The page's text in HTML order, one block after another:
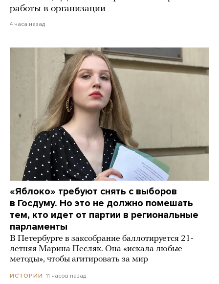
работы в организации
4 часа назад
«Яблоко» требуют снять с выборов
в Госдуму. Но это не должно помешать
тем, кто идет от партии в региональные
парламенты
В Петербурге в заксобрание баллотируется 21-
летняя Марина Песляк. Она «искала любые
методы», чтобы агитировать за мир
ИСТОРИИ 11 часов назад